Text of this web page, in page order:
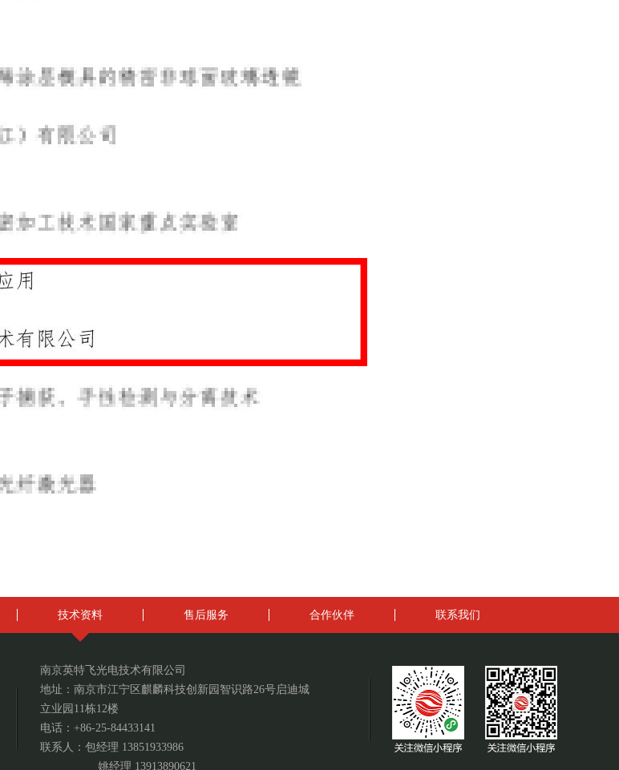
技术资料 售后服务 合作伙伴 联系我们
南京英特飞光电技术有限公司
地址：南京市江宁区麒麟科技创新园智识路26号启迪城
立业园11栋12楼
电话：+86-25-84433141
联系人：包经理 13851933986
姚经理 13913890621